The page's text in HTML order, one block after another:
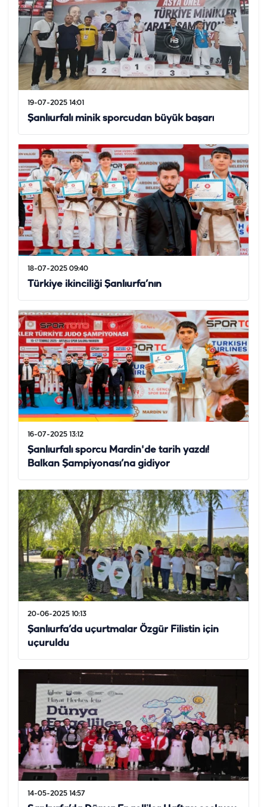
19-07-2025 14:01
Şanlıurfalı minik sporcudan büyük başarı
18-07-2025 09:40
Türkiye ikinciliği Şanlıurfa’nın
16-07-2025 13:12
Şanlıurfalı sporcu Mardin'de tarih yazdı!
Balkan Şampiyonası’na gidiyor
20-06-2025 10:13
Şanlıurfa’da uçurtmalar Özgür Filistin için
uçuruldu
14-05-2025 14:57